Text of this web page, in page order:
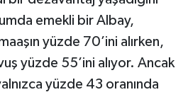
emekli bir Albay,
yüzde 70’ini alırken,
yüzde 55’ini alıyor. Ancak
yüzde 43 oranında